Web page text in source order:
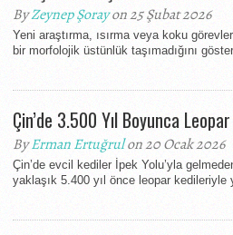
ByZeynep Şorayon 25 Şubat 2026
Yeni araştırma, ısırma veya koku
bir morfolojik üstünlük taşımadığını
Çin’de 3.500 Yıl Boyunca
ByErman Ertuğrulon 20 Ocak 2026
Çin’de evcil kediler İpek Yolu’yla
yaklaşık 5.400 yıl önce leopar kedileriyle